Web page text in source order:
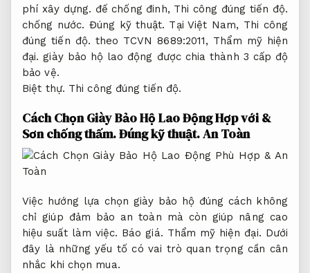
phí xây dựng. đế chống đinh, Thi công đúng tiến độ.
chống nước. Đúng kỹ thuật. Tại Việt Nam, Thi công
đúng tiến độ. theo TCVN 8689:2011, Thẩm mỹ hiện
đại. giày bảo hộ lao động được chia thành 3 cấp độ
bảo vệ.
Biệt thự. Thi công đúng tiến độ.
Cách Chọn Giày Bảo Hộ Lao Động Hợp với &
Sơn chống thấm.Đúng kỹ thuật.An Toàn
Việc hướng lựa chọn giày bảo hộ đúng cách không
chỉ giúp đảm bảo an toàn mà còn giúp nâng cao
hiệu suất làm việc. Báo giá. Thẩm mỹ hiện đại. Dưới
đây là những yếu tố có vai trò quan trọng cần cân
nhắc khi chọn mua.